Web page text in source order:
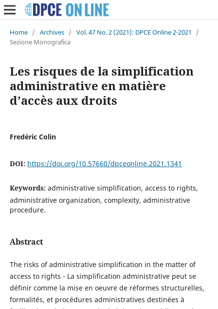
Home / Archives / Vol. 47 No. 2 (2021): DPCE Online 2-2021
/
Sezione Monografica
Les risques de la simplification
administrative en matière
d’accès aux droits
Fredéric Colin
DOI: https://doi.org/10.57660/dpceonline.2021.1341
Keywords: administrative simplification, access to rights,
administrative organization, complexity, administrative
procedure.
Abstract
The risks of administrative simplification in the matter of
access to rights - La simplification administrative peut se
définir comme la mise en oeuvre de réformes structurelles,
formalités, et procédures administratives destinées à